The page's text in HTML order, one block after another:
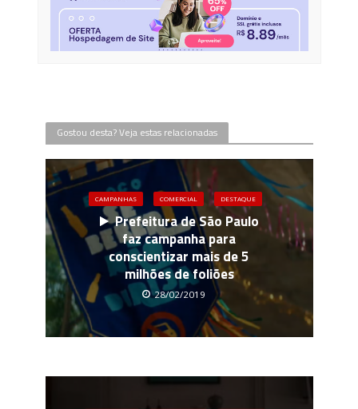
Gostou desta? Veja estas relacionadas
CAMPANHAS COMERCIAL DESTAQUE
Prefeitura de São Paulo
faz campanha para
conscientizar mais de 5
milhões de foliões
28/02/2019